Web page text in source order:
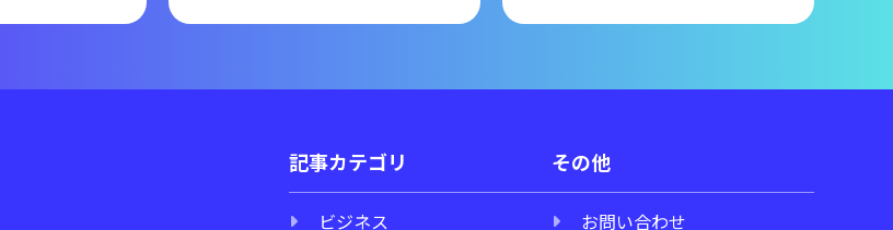
記事カテゴリ
ビジネス
その他
お問い合わせ